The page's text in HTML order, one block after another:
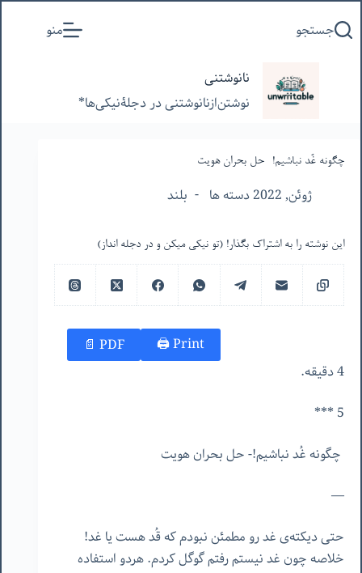
به
جستجو منو
نانوشتنی
نوشتن‌از‌نانوشتنی‌ در‌ دجلۀنیکی‌ها*
چگونه غُد نباشیم!- حل بحران هویت
ژوئن, 2022 دسته ها بلند
این نوشته را به اشتراک بگذار! (تو نیکی میکن و در دجله انداز)
Print 🖨
PDF 📄
4 دقیقه.
5 ***
چگونه غُد نباشیم!- حل بحران هویت
—
حتی دیکته‌ی غد رو مطمئن نبودم که قُد هست یا غد!
خلاصه چون غد نیستم رفتم گوگل کردم. هردو استفاده